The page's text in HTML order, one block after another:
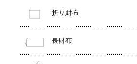
折り財布
長財布